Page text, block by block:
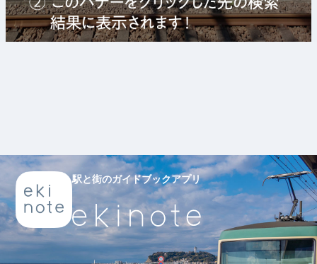
駅と街のガイドブックアプリ